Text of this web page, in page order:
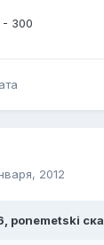
- 300
2012
ponemetski